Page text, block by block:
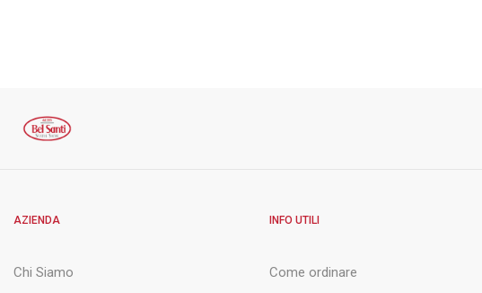
AZIENDA
Chi Siamo
INFO UTILI
Come ordinare